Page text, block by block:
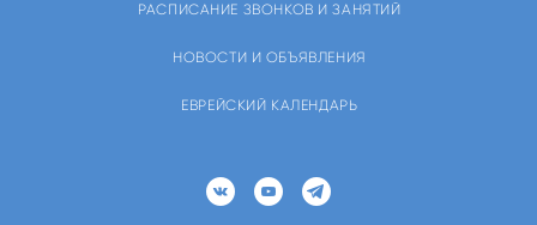
РАСПИСАНИЕ ЗВОНКОВ И ЗАНЯТИЙ
НОВОСТИ И ОБЪЯВЛЕНИЯ
ЕВРЕЙСКИЙ КАЛЕНДАРЬ